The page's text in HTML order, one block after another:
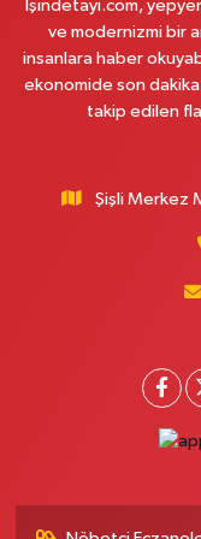
Pamuk Eczanesi
Yunus Emre Mahallesi
0 (216) 484 00 08
ESKİ PTT YANI ZÜBEYDE
0 (216) 755 01 02
İşindetayi.com,
ve modernizmi bir
insanlara haber
ekonomide son
takip edilen
Şişli Merkez